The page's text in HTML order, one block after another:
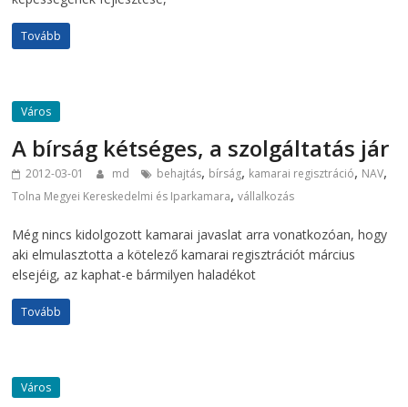
Tovább
Város
A bírság kétséges, a szolgáltatás jár
2012-03-01 md behajtás, bírság, kamarai regisztráció, NAV,
Tolna Megyei Kereskedelmi és Iparkamara,vállalkozás
Még nincs kidolgozott kamarai javaslat arra vonatkozóan, hogy
aki elmulasztotta a kötelező kamarai regisztrációt március
elsejéig, az kaphat-e bármilyen haladékot
Tovább
Város